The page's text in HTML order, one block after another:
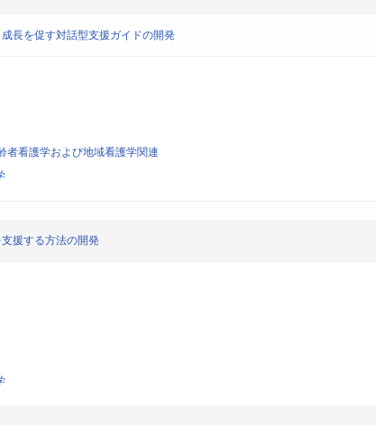
長を促す対話型支援ガイドの開発
者看護学および地域看護学関連
援する方法の開発